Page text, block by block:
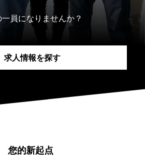
員になりませんか？
求人情報を探す
您的新起点